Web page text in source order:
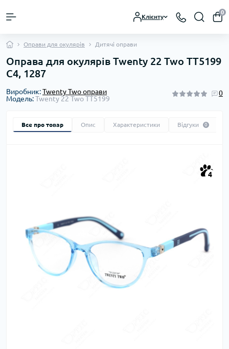
Клієнту
0
Оправи для окулярів Дитячі оправи
Оправа для окулярів Twenty 22 Two TT5199
C4, 1287
Виробник:Twenty Two оправи
Модель:Twenty 22 Two TT5199
0
Все про товар Опис Характеристики Відгуки 0
4